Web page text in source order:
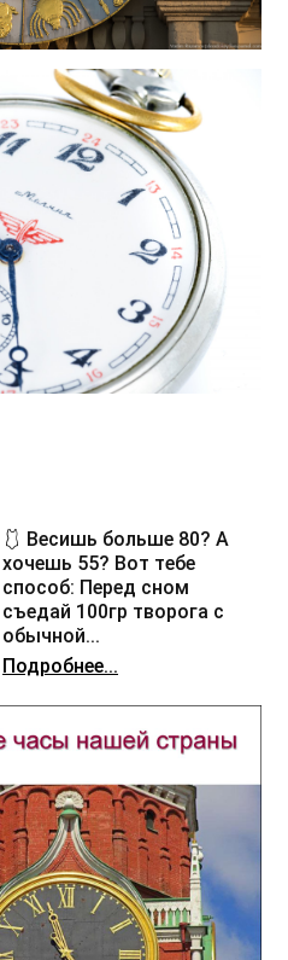
🩱 Весишь больше 80? А
хочешь 55? Вот тебе
способ: Перед сном
съедай 100гр творога с
обычной...
Подробнее...